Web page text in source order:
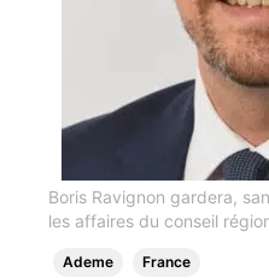
Boris Ravignon gardera,
les affaires du conseil
Ademe France